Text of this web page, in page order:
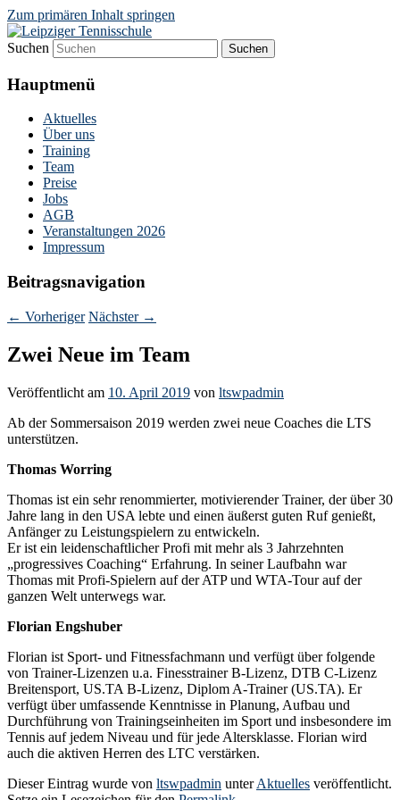
Zum primären Inhalt springen
Leipziger Tennisschule
"Lieber Tennis Spielen"
Suchen
Hauptmenü
Aktuelles
Über uns
Training
Team
Preise
Jobs
AGB
Veranstaltungen 2026
Impressum
Beitragsnavigation
← Vorheriger Nächster →
Zwei Neue im Team
Veröffentlicht am 10. April 2019 von ltswpadmin
Ab der Sommersaison 2019 werden zwei neue Coaches die LTS
unterstützen.
Thomas Worring
Thomas ist ein sehr renommierter, motivierender Trainer, der über 30
Jahre lang in den USA lebte und einen äußerst guten Ruf genießt,
Anfänger zu Leistungspielern zu entwickeln.
Er ist ein leidenschaftlicher Profi mit mehr als 3 Jahrzehnten
„progressives Coaching“ Erfahrung. In seiner Laufbahn war
Thomas mit Profi-Spielern auf der ATP und WTA-Tour auf der
ganzen Welt unterwegs war.
Florian Engshuber
Florian ist Sport- und Fitnessfachmann und verfügt über folgende
von Trainer-Lizenzen u.a. Finesstrainer B-Lizenz, DTB C-Lizenz
Breitensport, US.TA B-Lizenz, Diplom A-Trainer (US.TA). Er
verfügt über umfassende Kenntnisse in Planung, Aufbau und
Durchführung von Trainingseinheiten im Sport und insbesondere im
Tennis auf jedem Niveau und für jede Altersklasse. Florian wird
auch die aktiven Herren des LTC verstärken.
Dieser Eintrag wurde von ltswpadmin unterAktuelles veröffentlicht.